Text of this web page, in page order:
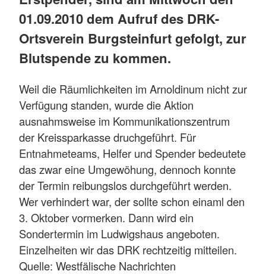
01.09.2010 dem Aufruf des DRK-
Ortsverein Burgsteinfurt gefolgt, zur
Blutspende zu kommen.
Weil die Räumlichkeiten im Arnoldinum nicht zur
Verfügung standen, wurde die Aktion
ausnahmsweise im Kommunikationszentrum
der Kreissparkasse druchgeführt. Für
Entnahmeteams, Helfer und Spender bedeutete
das zwar eine Umgewöhung, dennoch konnte
der Termin reibungslos durchgeführt werden.
Wer verhindert war, der sollte schon einaml den
3. Oktober vormerken. Dann wird ein
Sondertermin im Ludwigshaus angeboten.
Einzelheiten wir das DRK rechtzeitig mitteilen.
Quelle: Westfälische Nachrichten